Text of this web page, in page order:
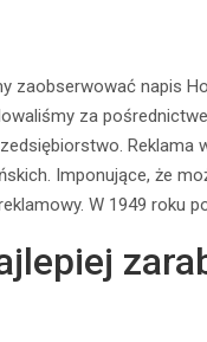
zaobserwować napis
za
Imponujące, że
W 1949 roku